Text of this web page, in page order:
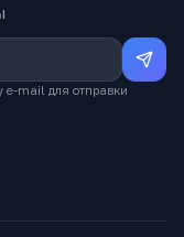
e-mail для отправки